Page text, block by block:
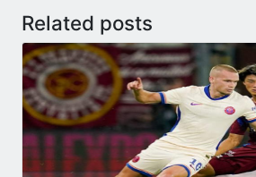
Related posts